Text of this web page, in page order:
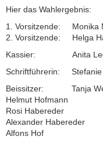
Hier das Wahlergebnis:
1. Vorsitzende: Monika
2. Vorsitzende: Helga
Kassier: Anita
Schriftführerin: Stefanie
Beissitzer: Tanja
Helmut Hofmann
Rosi Habereder
Alexander Habereder
Alfons Hof